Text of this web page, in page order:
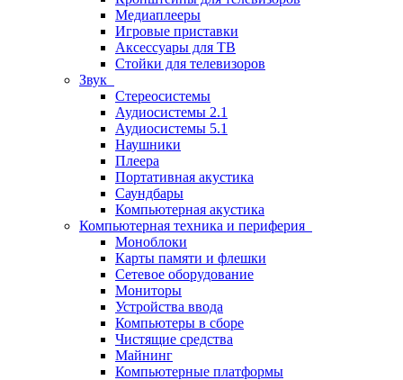
Медиаплееры
Игровые приставки
Аксессуары для ТВ
Стойки для телевизоров
Звук
Стереосистемы
Аудиосистемы 2.1
Аудиосистемы 5.1
Наушники
Плеера
Портативная акустика
Саундбары
Компьютерная акустика
Компьютерная техника и периферия
Моноблоки
Карты памяти и флешки
Сетевое оборудование
Мониторы
Устройства ввода
Компьютеры в сборе
Чистящие средства
Майнинг
Компьютерные платформы